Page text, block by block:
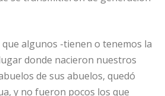
que algunos -tienen o tenemos la
donde nacieron nuestros
de sus abuelos, quedó
y no fueron pocos los que